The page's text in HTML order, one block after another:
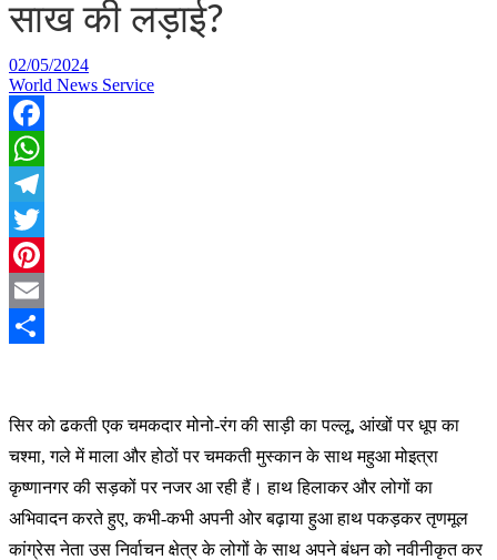
साख की लड़ाई?
02/05/2024
World News Service
Facebook
WhatsApp
Telegram
Twitter
Pinterest
Email
सिर को ढकती एक चमकदार मोनो-रंग की साड़ी का पल्लू, आंखों पर धूप का
चश्मा, गले में माला और होठों पर चमकती मुस्कान के साथ महुआ मोइत्रा
कृष्णानगर की सड़कों पर नजर आ रही हैं। हाथ हिलाकर और लोगों का
अभिवादन करते हुए, कभी-कभी अपनी ओर बढ़ाया हुआ हाथ पकड़कर तृणमूल
कांग्रेस नेता उस निर्वाचन क्षेत्र के लोगों के साथ अपने बंधन को नवीनीकृत कर